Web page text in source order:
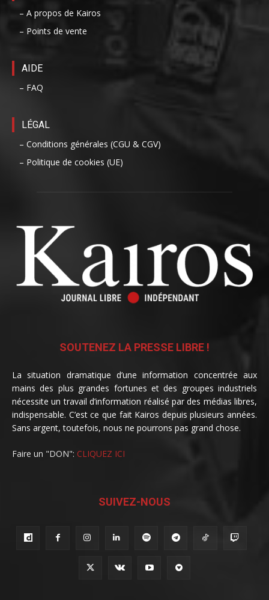
– A propos de Kairos
– Points de vente
AIDE
– FAQ
LÉGAL
– Conditions générales (CGU & CGV)
– Politique de cookies (UE)
SOUTENEZ LA PRESSE LIBRE !
La situation dramatique d’une information concentrée aux
mains des plus grandes fortunes et des groupes industriels
nécessite un travail d’information réalisé par des médias libres,
indispensable. C’est ce que fait Kairos depuis plusieurs années.
Sans argent, toutefois, nous ne pourrons pas grand chose.
Faire un "DON": CLIQUEZ ICI
SUIVEZ-NOUS